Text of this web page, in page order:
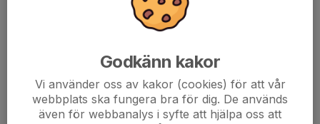
Godkänn kakor
Vi använder oss av kakor (cookies) för att vår
webbplats ska fungera bra för dig. De används
även för webbanalys i syfte att hjälpa oss att